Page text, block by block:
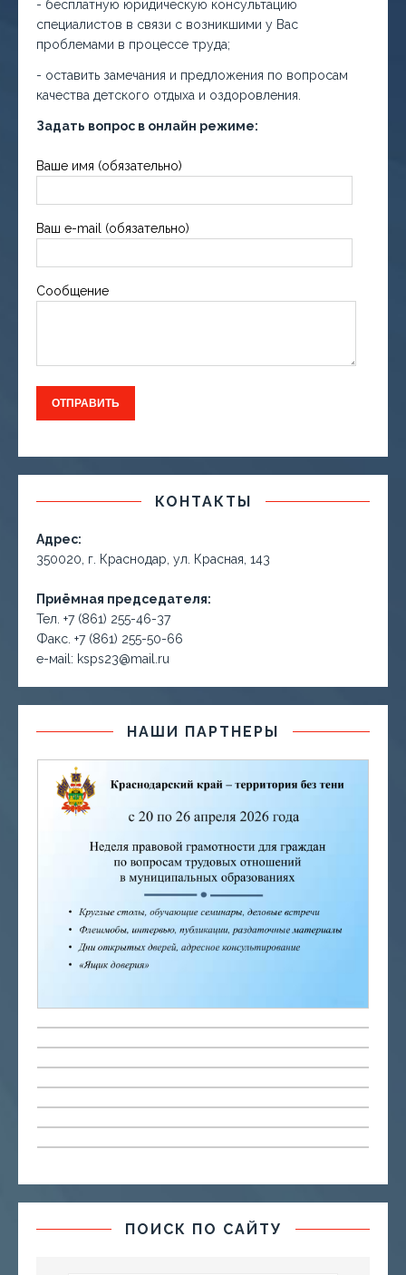
- бесплатную юридическую консультацию
специалистов в связи с возникшими у Вас
проблемами в процессе труда;
- оставить замечания и предложения по вопросам
качества детского отдыха и оздоровления.
Задать вопрос в онлайн режиме:
Ваше имя (обязательно)
Ваш e-mail (обязательно)
Сообщение
КОНТАКТЫ
Адрес:
350020, г. Краснодар, ул. Красная, 143
Приёмная председателя:
Тел. +7 (861) 255-46-37
Факс. +7 (861) 255-50-66
е-маil: ksps23@mail.ru
НАШИ ПАРТНЕРЫ
ПОИСК ПО САЙТУ